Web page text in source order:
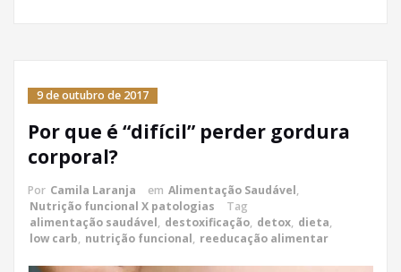
9 de outubro de 2017
Por que é “difícil” perder gordura
corporal?
Por Camila Laranja em Alimentação Saudável,
Nutrição funcional X patologias
Tag
alimentação saudável, destoxificação, detox, dieta,
low carb, nutrição funcional, reeducação alimentar